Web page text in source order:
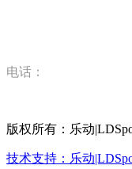
电话：
版权所有：乐动
技术支持：乐动